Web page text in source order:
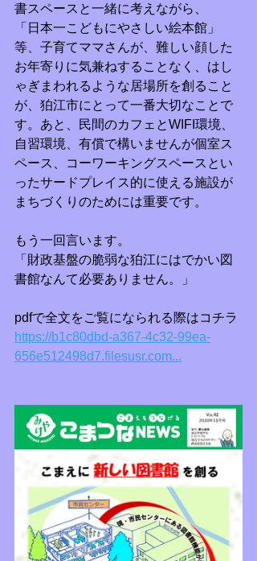
書スペースと一緒に考えながら、
「日本一こどもにやさしい絵本館」
等、子育てママさんが、難しい顔した
お年寄りに気兼ねすることなく、はし
ゃぎまわれるような居場所を創ること
が、狛江市にとって一番大切なことで
す。あと、民間のカフェとWIFI環境、
自習環境、有償で構いませんが個室ス
ペース、コーワーキングスペースとい
ったサードプレイス的に使える施設が
まちづくりのためには重要です。
もう一回言います。
「財政基盤の脆弱な狛江にはでかい図
書館なんて必要ありません。」
pdfで全文をご覧になられる際はコチラ
https://b1c80dbd-a367-4c32-99ea-
656e512498d7.filesusr.com...